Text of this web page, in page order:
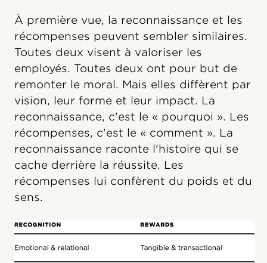
À première vue, la reconnaissance et les
récompenses peuvent sembler similaires.
Toutes deux visent à valoriser les
employés. Toutes deux ont pour but de
remonter le moral. Mais elles diffèrent par
vision, leur forme et leur impact. La
reconnaissance, c'est le « pourquoi ». Les
récompenses, c'est le « comment ». La
reconnaissance raconte l'histoire qui se
cache derrière la réussite. Les
récompenses lui confèrent du poids et du
sens.